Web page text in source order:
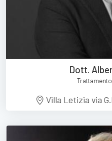
Dott.
Villa Letizia via